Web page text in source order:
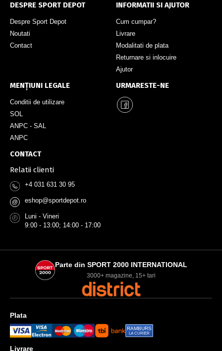
DESPRE SPORT DEPOT
Despre Sport Depot
Noutati
Contact
INFORMATII SI AJUTOR
Cum cumpar?
Livrare
Modalitati de plata
Returnare si inlocuire
Ajutor
MENȚIUNI LEGALE
Conditii de utilizare
SOL
ANPC - SAL
ANPC
URMARESTE-NE
CONTACT
Relatii clienti
+4 031 631 30 95
@ eshop@sportdepot.ro
Luni - Vineri
9:00 - 13:00; 14:00 - 17:00
Parte din SPORT 2000 INTERNATIONAL
3000+ magazine, 15+ tari
Plata
RAMBURS
LA CURIER
Livrare